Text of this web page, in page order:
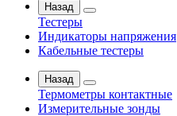
Назад
Тестеры
Индикаторы напряжения
Кабельные тестеры
Назад
Термометры контактные
Измерительные зонды